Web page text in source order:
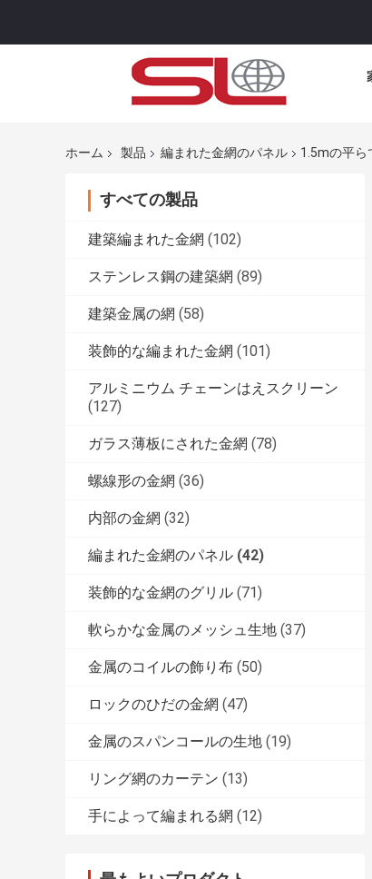
ホーム 製品 編まれた金網のパネル 1.5mの平ら
すべての製品
建築編まれた金網 (102)
ステンレス鋼の建築網 (89)
建築金属の網 (58)
装飾的な編まれた金網 (101)
アルミニウム チェーンはえスクリーン
(127)
ガラス薄板にされた金網 (78)
螺線形の金網 (36)
内部の金網 (32)
編まれた金網のパネル (42)
装飾的な金網のグリル (71)
軟らかな金属のメッシュ生地 (37)
金属のコイルの飾り布 (50)
ロックのひだの金網 (47)
金属のスパンコールの生地 (19)
リング網のカーテン (13)
手によって編まれる網 (12)